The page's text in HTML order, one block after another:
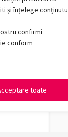
și înțelege
confirmi
conform
toate